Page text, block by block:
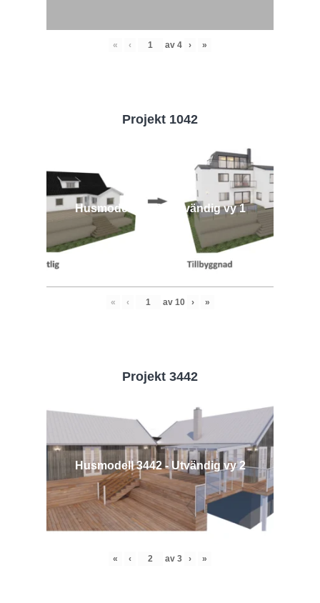
« ‹ av 4 › »
Projekt 1042
Husmodell 1042 - Utvändig vy 1
« ‹ av 10 › »
Projekt 3442
Husmodell 3442 - Utvändig vy 2
« ‹ av 3 › »